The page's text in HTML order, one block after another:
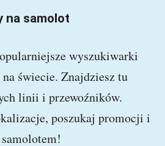
na samolot
wyszukiwarki
świecie. Znajdziesz tu
linii i przewoźników.
poszukaj promocji i